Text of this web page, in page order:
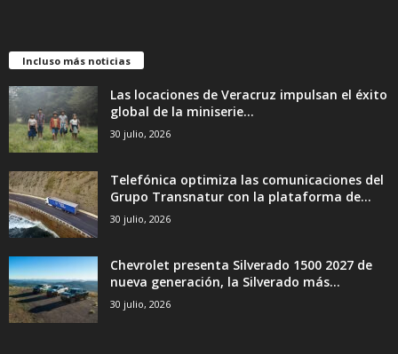
Incluso más noticias
Las locaciones de Veracruz impulsan el éxito
global de la miniserie...
30 julio, 2026
Telefónica optimiza las comunicaciones del
Grupo Transnatur con la plataforma de...
30 julio, 2026
Chevrolet presenta Silverado 1500 2027 de
nueva generación, la Silverado más...
30 julio, 2026